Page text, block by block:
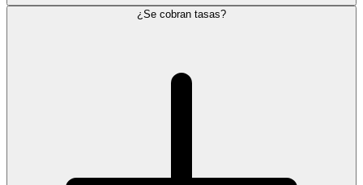
¿Se cobran tasas?